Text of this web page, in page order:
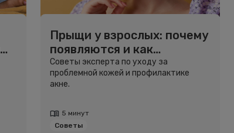
Прыщи у взрослых: почему
появляются и как
избавиться
Советы эксперта по уходу за
проблемной кожей и профилактике
акне.
5 минут
Советы